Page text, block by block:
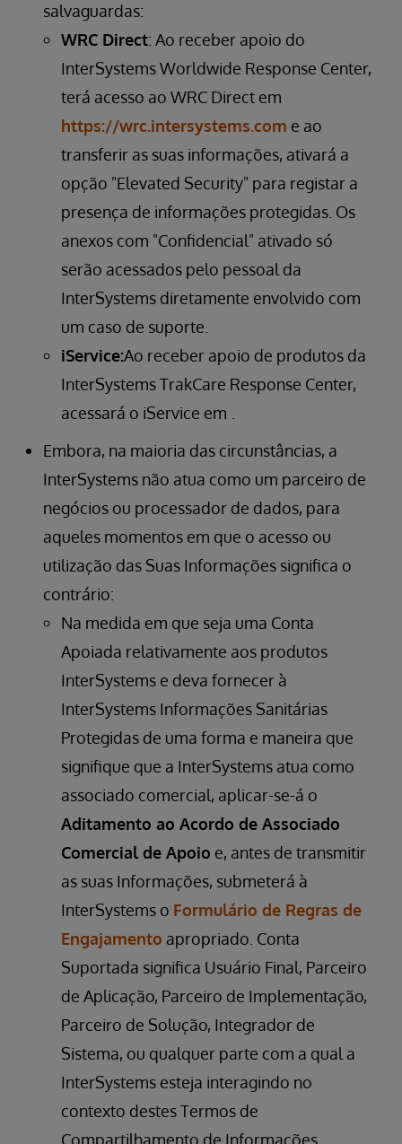
salvaguardas:
WRC Direct: Ao receber apoio do
InterSystems Worldwide Response Center,
terá acesso ao WRC Direct em
https://wrc.intersystems.com e ao
transferir as suas informações, ativará a
opção "Elevated Security" para registar a
presença de informações protegidas. Os
anexos com "Confidencial" ativado só
serão acessados pelo pessoal da
InterSystems diretamente envolvido com
um caso de suporte.
iService:Ao receber apoio de produtos da
InterSystems TrakCare Response Center,
acessará o iService em
Embora, na maioria das circunstâncias, a
InterSystems não atua como um parceiro de
negócios ou processador de dados, para
aqueles momentos em que o acesso ou
utilização das Suas Informações significa o
contrário:
Na medida em que seja uma Conta
Apoiada relativamente aos produtos
InterSystems e deva fornecer à
InterSystems Informações Sanitárias
Protegidas de uma forma e maneira que
signifique que a InterSystems atua como
associado comercial, aplicar-se-á o
Aditamento ao Acordo de Associado
Comercial de Apoio e, antes de transmitir
as suas Informações, submeterá à
InterSystems o Formulário de Regras de
Engajamento apropriado. Conta
Suportada significa Usuário Final, Parceiro
de Aplicação, Parceiro de Implementação,
Parceiro de Solução, Integrador de
Sistema, ou qualquer parte com a qual a
InterSystems esteja interagindo no
contexto destes Termos de
Compartilhamento de Informações.